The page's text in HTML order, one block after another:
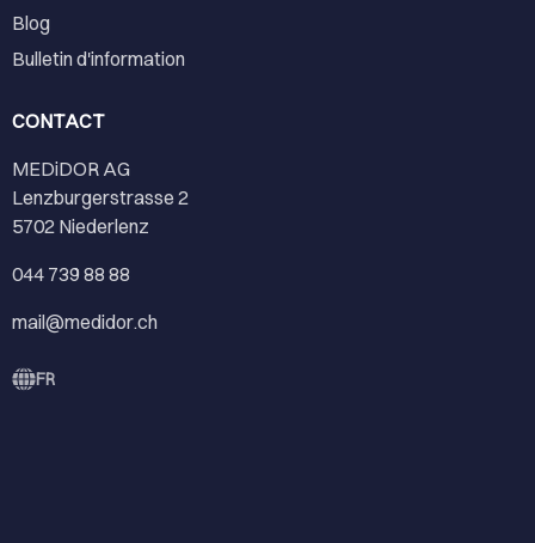
Blog
Bulletin d'information
CONTACT
MEDiDOR AG
Lenzburgerstrasse 2
5702 Niederlenz
044 739 88 88
mail@medidor.ch
FR